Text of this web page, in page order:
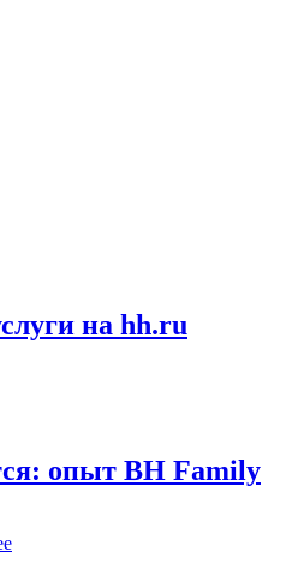
на hh.ru
опыт BH Family